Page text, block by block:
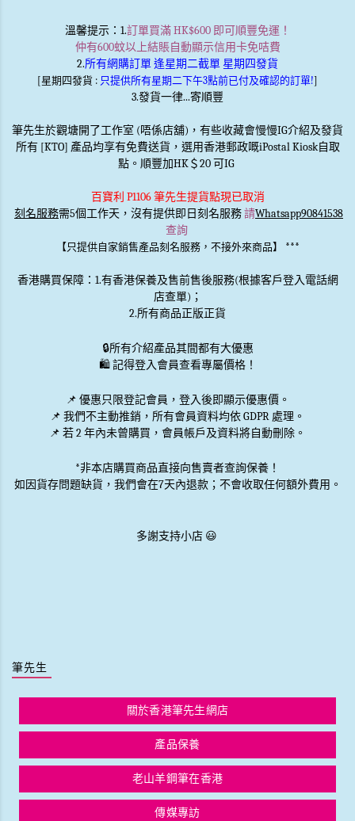
溫馨提示：1.訂單買滿 HK$600 即可順豐免運！
仲有600蚊以上結賬自動顯示信用卡免咭費
2.所有網購訂單 逢星期二截單 星期四發貨
[星期四發貨 : 只提供所有星期二下午3點前已付及確認的訂單!]
3.發貨一律...寄順豐
筆先生於觀塘開了工作室 (唔係店舖)，有些收藏會慢慢IG介紹及發貨
所有 [KTO] 產品均享有免費送貨，選用香港郵政嘅iPostal Kiosk自取
點。順豐加HK＄20 可IG
百寶利 P1106 筆先生提貨點現已取消
刻名服務需5個工作天，沒有提供即日刻名服務請Whatsapp90841538
查詢
【只提供自家銷售產品刻名服務，不接外來商品】 ***
香港購買保障：1.有香港保養及售前售後服務(根據客戶登入電話網
店查單)；
2.所有商品正版正貨
🔒所有介紹產品其間都有大優惠
🛍️ 記得登入會員查看專屬價格！
📌 優惠只限登記會員 ，登入後即顯示優惠價。
📌 我們不主動推銷 ，所有會員資料均依 GDPR 處理。
📌 若 2 年內未曾購買，會員帳戶及資料將自動刪除。
*非本店購買商品直接向售賣者查詢保養！
如因貨存問題缺貨，我們會在7天內退款；不會收取任何額外費用。
多謝支持小店 😃
筆先生
關於香港筆先生網店
產品保養
老山羊鋼筆在香港
傳媒專訪